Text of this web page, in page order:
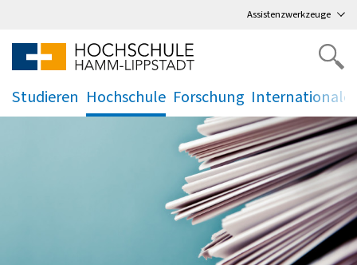
Assistenzwerkzeuge
Studieren
.
Hochschule
.
Forschung
. .